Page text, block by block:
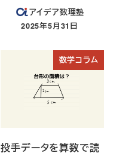
アイデア数理塾
投稿日
2025年5月31日
数学コラム
投手データを算数で読